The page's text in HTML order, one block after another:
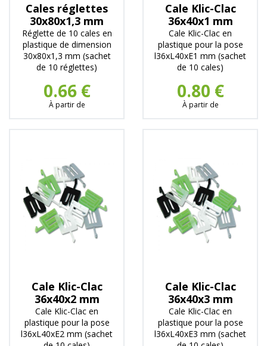
Cales réglettes
30x80x1,3 mm
Réglette de 10 cales en
plastique de dimension
30x80x1,3 mm (sachet
de 10 réglettes)
0.66 €
À partir de
Cale Klic-Clac
36x40x1 mm
Cale Klic-Clac en
plastique pour la pose
l36xL40xE1 mm (sachet
de 10 cales)
0.80 €
À partir de
Cale Klic-Clac
36x40x2 mm
Cale Klic-Clac en
plastique pour la pose
l36xL40xE2 mm (sachet
Cale Klic-Clac
36x40x3 mm
Cale Klic-Clac en
plastique pour la pose
l36xL40xE3 mm (sachet